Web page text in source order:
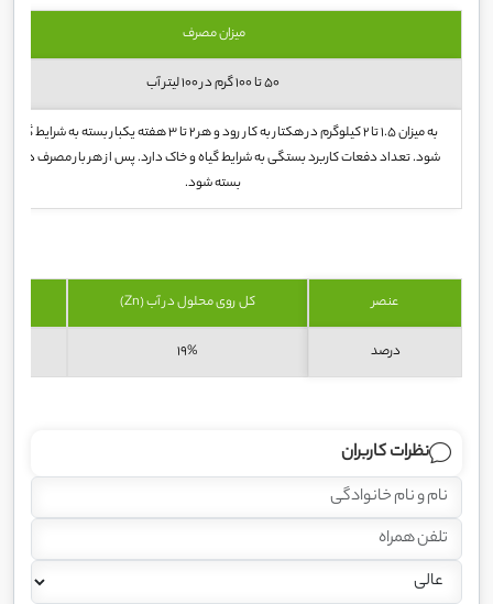
میزان مصرف
50 تا 100 گرم در 100 لیتر آب
به میزان 1.5 تا 2 کیلوگرم در هکتار به کار رود و هر 2 تا 3 هفته یکبار بسته به شرایط
شود. تعداد دفعات کاربرد بستگی به شرایط گیاه و خاک دارد. پس از هر بار مصرف درب
بسته شود.
عنصر کل روی محلول در آب (Zn)
درصد 19%
نظرات کاربران